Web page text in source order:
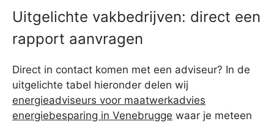
Uitgelichte vakbedrijven: direct een
rapport aanvragen
Direct in contact komen met een adviseur? In de
uitgelichte tabel hieronder delen wij
energieadviseurs voor maatwerkadvies
energiebesparing in Venebrugge waar je meteen